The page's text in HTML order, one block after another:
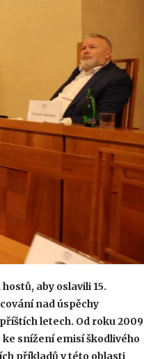
aby oslavili 15.
nad úspěchy
letech. Od roku 2009
snížení emisí škodlivého
příkladů v této oblasti